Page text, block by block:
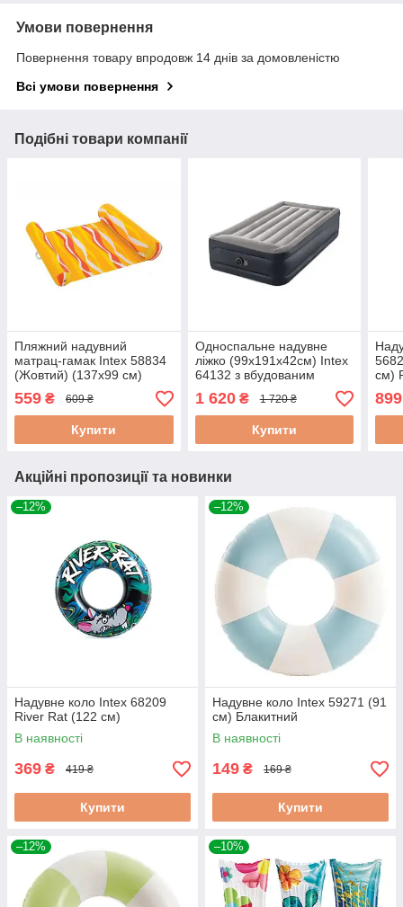
Умови повернення
Повернення товару впродовж 14 днів за домовленістю
Всі умови повернення
Подібні товари компанії
Пляжний надувний
матрац-гамак Intex 58834
(Жовтий) (137х99 см)
559 ₴ 609 ₴
Купити
Односпальне надувне
ліжко (99х191х42см) Intex
64132 з вбудованим
електронасосом
1 620₴ 1 720 ₴
Купити
см)
899
Акційні пропозиції та новинки
–12%
Надувне коло Intex 68209
River Rat (122 см)
В наявності
369 ₴ 419 ₴
Купити
–12%
Надувне коло Intex 59271 (91
см) Блакитний
В наявності
149 ₴ 169 ₴
Купити
–12% –10%